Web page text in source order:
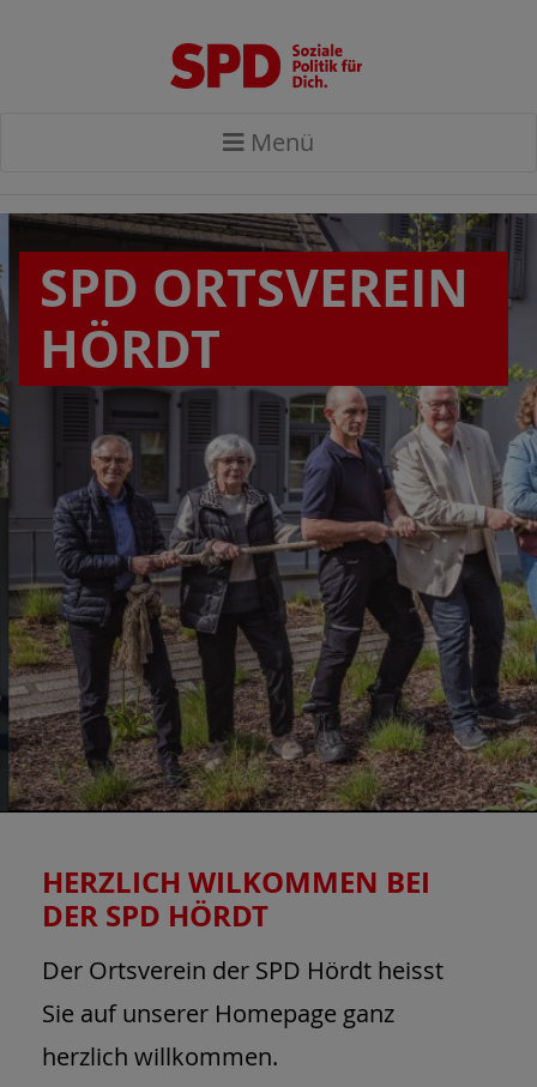
Menü
SPD ORTSVEREIN
HÖRDT
HERZLICH WILKOMMEN BEI
DER SPD HÖRDT
Der Ortsverein der SPD Hördt heisst
Sie auf unserer Homepage ganz
herzlich willkommen.